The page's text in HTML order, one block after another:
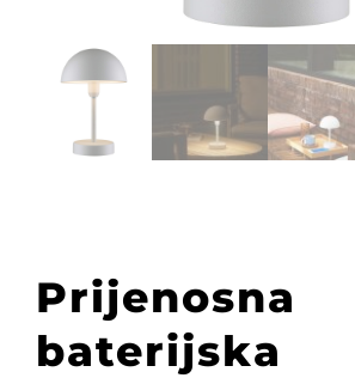
Prijenosna
baterijska